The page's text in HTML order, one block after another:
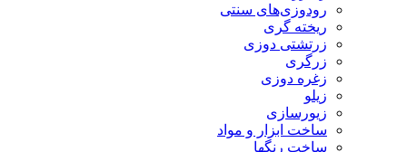
رودوزی‌های سنتی
ریخته گری
زرتشتی دوزی
زرگری
زغره دوزی
زیلو
زیورسازی
ساخت ابزار و مواد
ساخت رنگها